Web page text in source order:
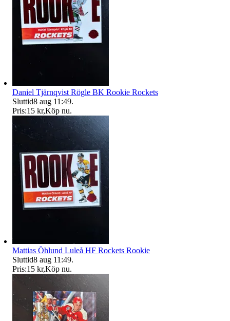
Daniel Tjärnqvist Rögle BK Rookie Rockets
Sluttid8 aug 11:49.
Pris:15 kr,Köp nu.
Mattias Öhlund Luleå HF Rockets Rookie
Sluttid8 aug 11:49.
Pris:15 kr,Köp nu.